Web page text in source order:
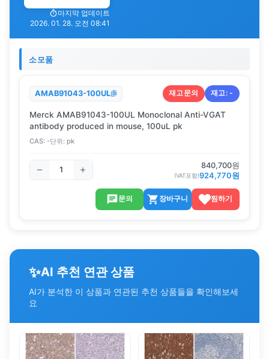
마지막 업데이트
2026. 01. 28. 오전 08:41
소모품
AMAB91043-100UL 재고문의 재고:-
Merck AMAB91043-100UL Monoclonal Anti-VGAT
antibody produced in mouse, 100uL pk
CAS: -단위: pk
840,700원
(VAT포함)924,770원
문의 장바구니 찜하기
✨AI 추천 연관 상품
AI가 분석한 이 상품과 연관된 추천 상품들을 확인해보세
요